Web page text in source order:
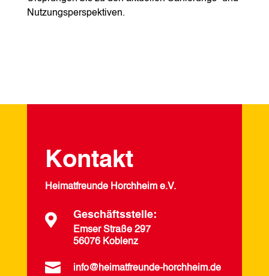
Nutzungsperspektiven.
Kontakt
Heimatfreunde Horchheim e.V.
 Geschäftsstelle:
Emser Straße 297
56076 Koblenz
 info@heimatfreunde-horchheim.de